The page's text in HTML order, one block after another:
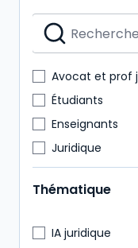
Avocat et prof
Étudiants
Enseignants
Juridique
Notaire
Expert-
Commissaire
Thématique
IA juridique